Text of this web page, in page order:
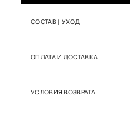
СОСТАВ | УХОД
ОПЛАТА И ДОСТАВКА
УСЛОВИЯ ВОЗВРАТА